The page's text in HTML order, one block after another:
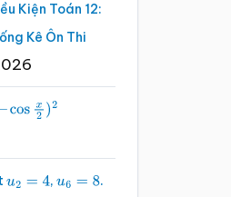
Kiện Toán 12:
Kê Ôn Thi
x2 )2
u2 =4 , u6 =8
.